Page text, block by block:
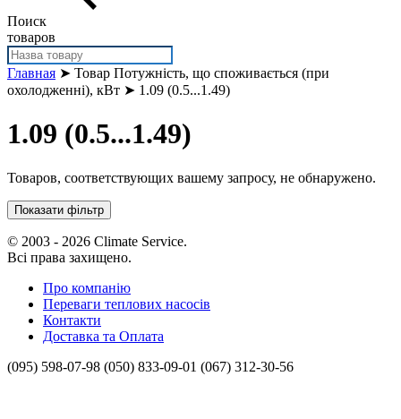
Поиск
товаров
Главная ➤ Товар Потужність, що споживається (при
охолодженні), кВт ➤ 1.09 (0.5...1.49)
1.09 (0.5...1.49)
Товаров, соответствующих вашему запросу, не обнаружено.
Показати фільтр
© 2003 - 2026 Climate Service.
Всі права захищено.
Про компанію
Переваги теплових насосів
Контакти
Доставка та Оплата
(095) 598-07-98 (050) 833-09-01 (067) 312-30-56